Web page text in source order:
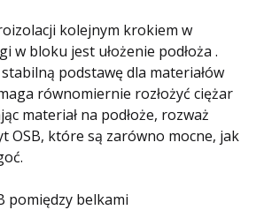
kolejnym krokiem w
w bloku jest ułożenie podłoża .
podstawę dla materiałów
równomiernie rozłożyć ciężar
materiał na podłoże, rozważ
OSB, które są zarówno mocne, jak
pomiędzy belkami